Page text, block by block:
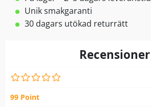
Unik smakgaranti
30 dagars utökad returrätt
Recensioner
99 Point